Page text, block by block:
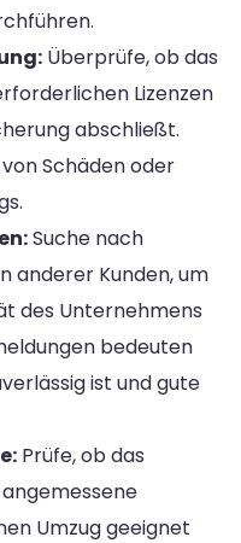
Überprüfe, ob das
Lizenzen
abschließt.
Schäden oder
Suche nach
anderer Kunden, um
des Unternehmens
bedeuten
ist und gute
Prüfe, ob das
Umzug geeignet